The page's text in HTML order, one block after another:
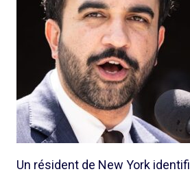
Un résident de New York